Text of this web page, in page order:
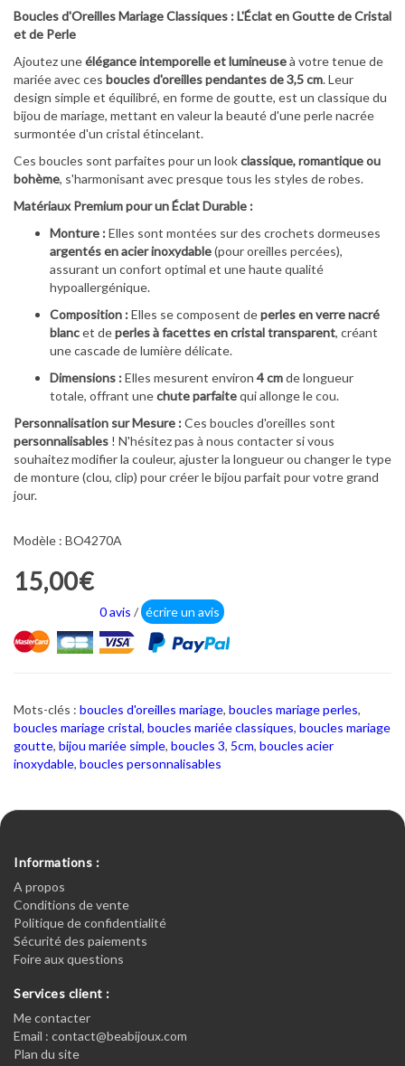
Boucles d'Oreilles Mariage Classiques : L'Éclat en Goutte de Cristal
et de Perle
Ajoutez uneélégance intemporelle et lumineuseà votre tenue de
mariée avec ces boucles d'oreilles pendantes de 3,5 cm. Leur
design simple et équilibré, en forme de goutte, est un classique du
bijou de mariage, mettant en valeur la beauté d'une perle nacrée
surmontée d'un cristal étincelant.
Ces boucles sont parfaites pour un lookclassique, romantique ou
bohème, s'harmonisant avec presque tous les styles de robes.
Matériaux Premium pour un Éclat Durable :
Monture :Elles sont montées sur des crochets dormeuses
argentés en acier inoxydable(pour oreilles percées),
assurant un confort optimal et une haute qualité
hypoallergénique.
Composition :Elles se composent deperles en verre nacré
blancet deperles à facettes en cristal transparent, créant
une cascade de lumière délicate.
Dimensions :Elles mesurent environ 4cmde longueur
totale, offrant unechute parfaitequi allonge le cou.
Personnalisation sur Mesure :Ces boucles d'oreilles sont
personnalisables ! N'hésitez pas à nous contacter si vous
souhaitez modifier la couleur, ajuster la longueur ou changer le type
de monture (clou, clip) pour créer le bijou parfait pour votre grand
jour.
Modèle : BO4270A
15,00€
0 avis / écrire un avis
Mots-clés : boucles d'oreilles mariage, boucles mariage perles,
boucles mariage cristal, boucles mariée classiques, boucles mariage
goutte, bijou mariée simple, boucles 3, 5cm, boucles acier
inoxydable, boucles personnalisables
Informations :
A propos
Conditions de vente
Politique de confidentialité
Sécurité des paiements
Foire aux questions
Services client :
Me contacter
Email : contact@beabijoux.com
Plan du site